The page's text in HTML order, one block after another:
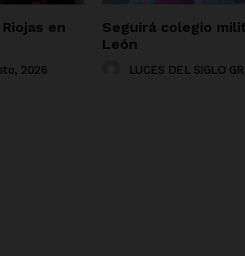
en
2026
Seguirá colegio
León
LUCES DEL SIGLO GR